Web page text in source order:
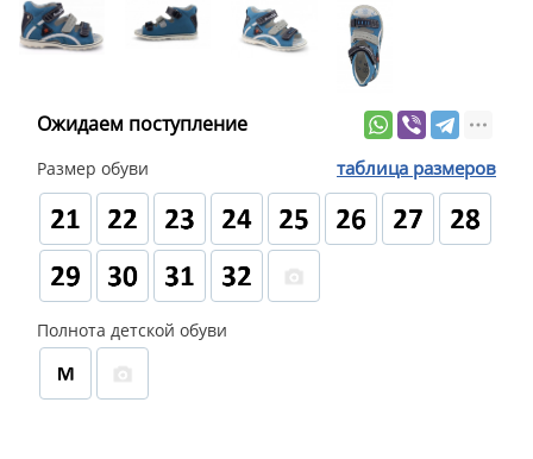
Ожидаем поступление
Размер обуви таблица размеров
Полнота детской обуви